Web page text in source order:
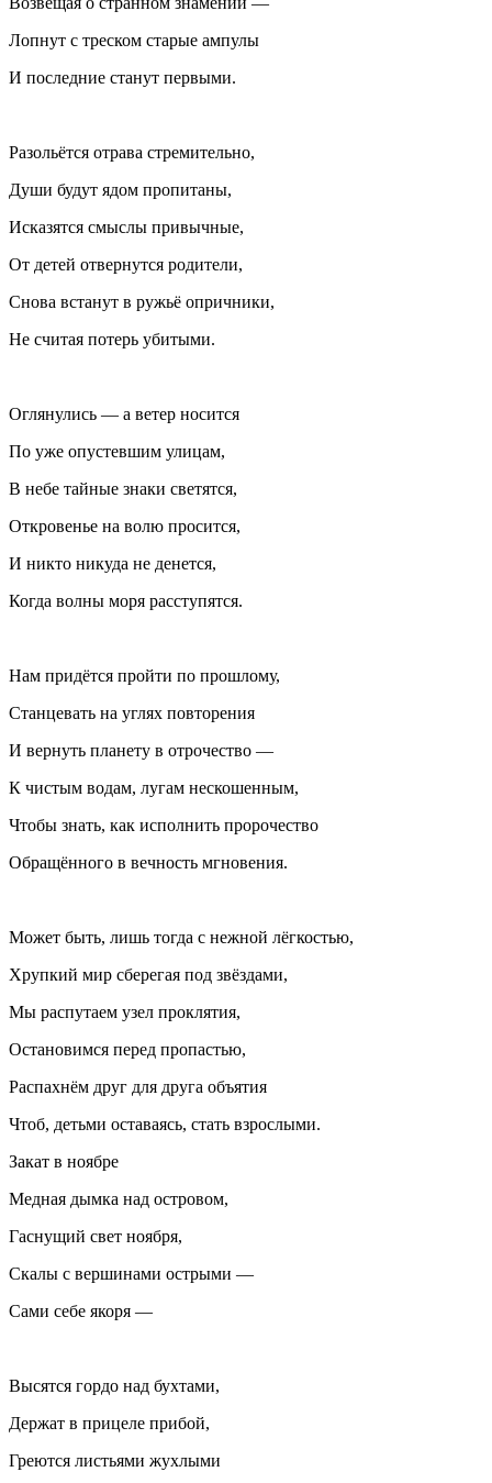
Лопнут с треском старые ампулы
И последние станут первыми.
Разольётся отрава стремительно,
Души будут ядом пропитаны,
Исказятся смыслы привычные,
От детей отвернутся родители,
Снова встанут в ружьё опричники,
Не считая потерь убитыми.
Оглянулись — а ветер носится
По уже опустевшим улицам,
В небе тайные знаки светятся,
Откровенье на волю просится,
И никто никуда не денется,
Когда волны моря расступятся.
Нам придётся пройти по прошлому,
Станцевать на углях повторения
И вернуть планету в отрочество —
К чистым водам, лугам нескошенным,
Чтобы знать, как исполнить пророчество
Обращённого в вечность мгновения.
Может быть, лишь тогда с нежной лёгкостью,
Хрупкий мир сберегая под звёздами,
Мы распутаем узел проклятия,
Остановимся перед пропастью,
Распахнём друг для друга объятия
Чтоб, детьми оставаясь, стать взрослыми.
Закат в ноябре
Медная дымка над островом,
Гаснущий свет ноября,
Скалы с вершинами острыми —
Сами себе якоря —
Высятся гордо над бухтами,
Держат в прицеле прибой,
Греются листьями жухлыми